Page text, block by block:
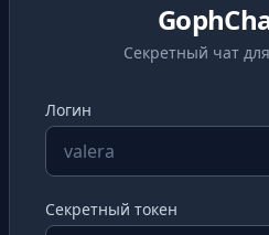
Секретный чат
Логин
Секретный токен